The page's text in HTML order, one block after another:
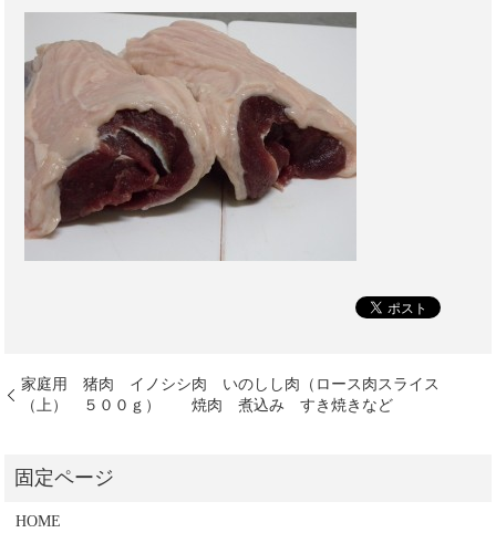
家庭用 猪肉 イノシシ肉 いのしし肉（ロース肉スライス
（上） ５００ｇ） 焼肉 煮込み すき焼きなど
HOME